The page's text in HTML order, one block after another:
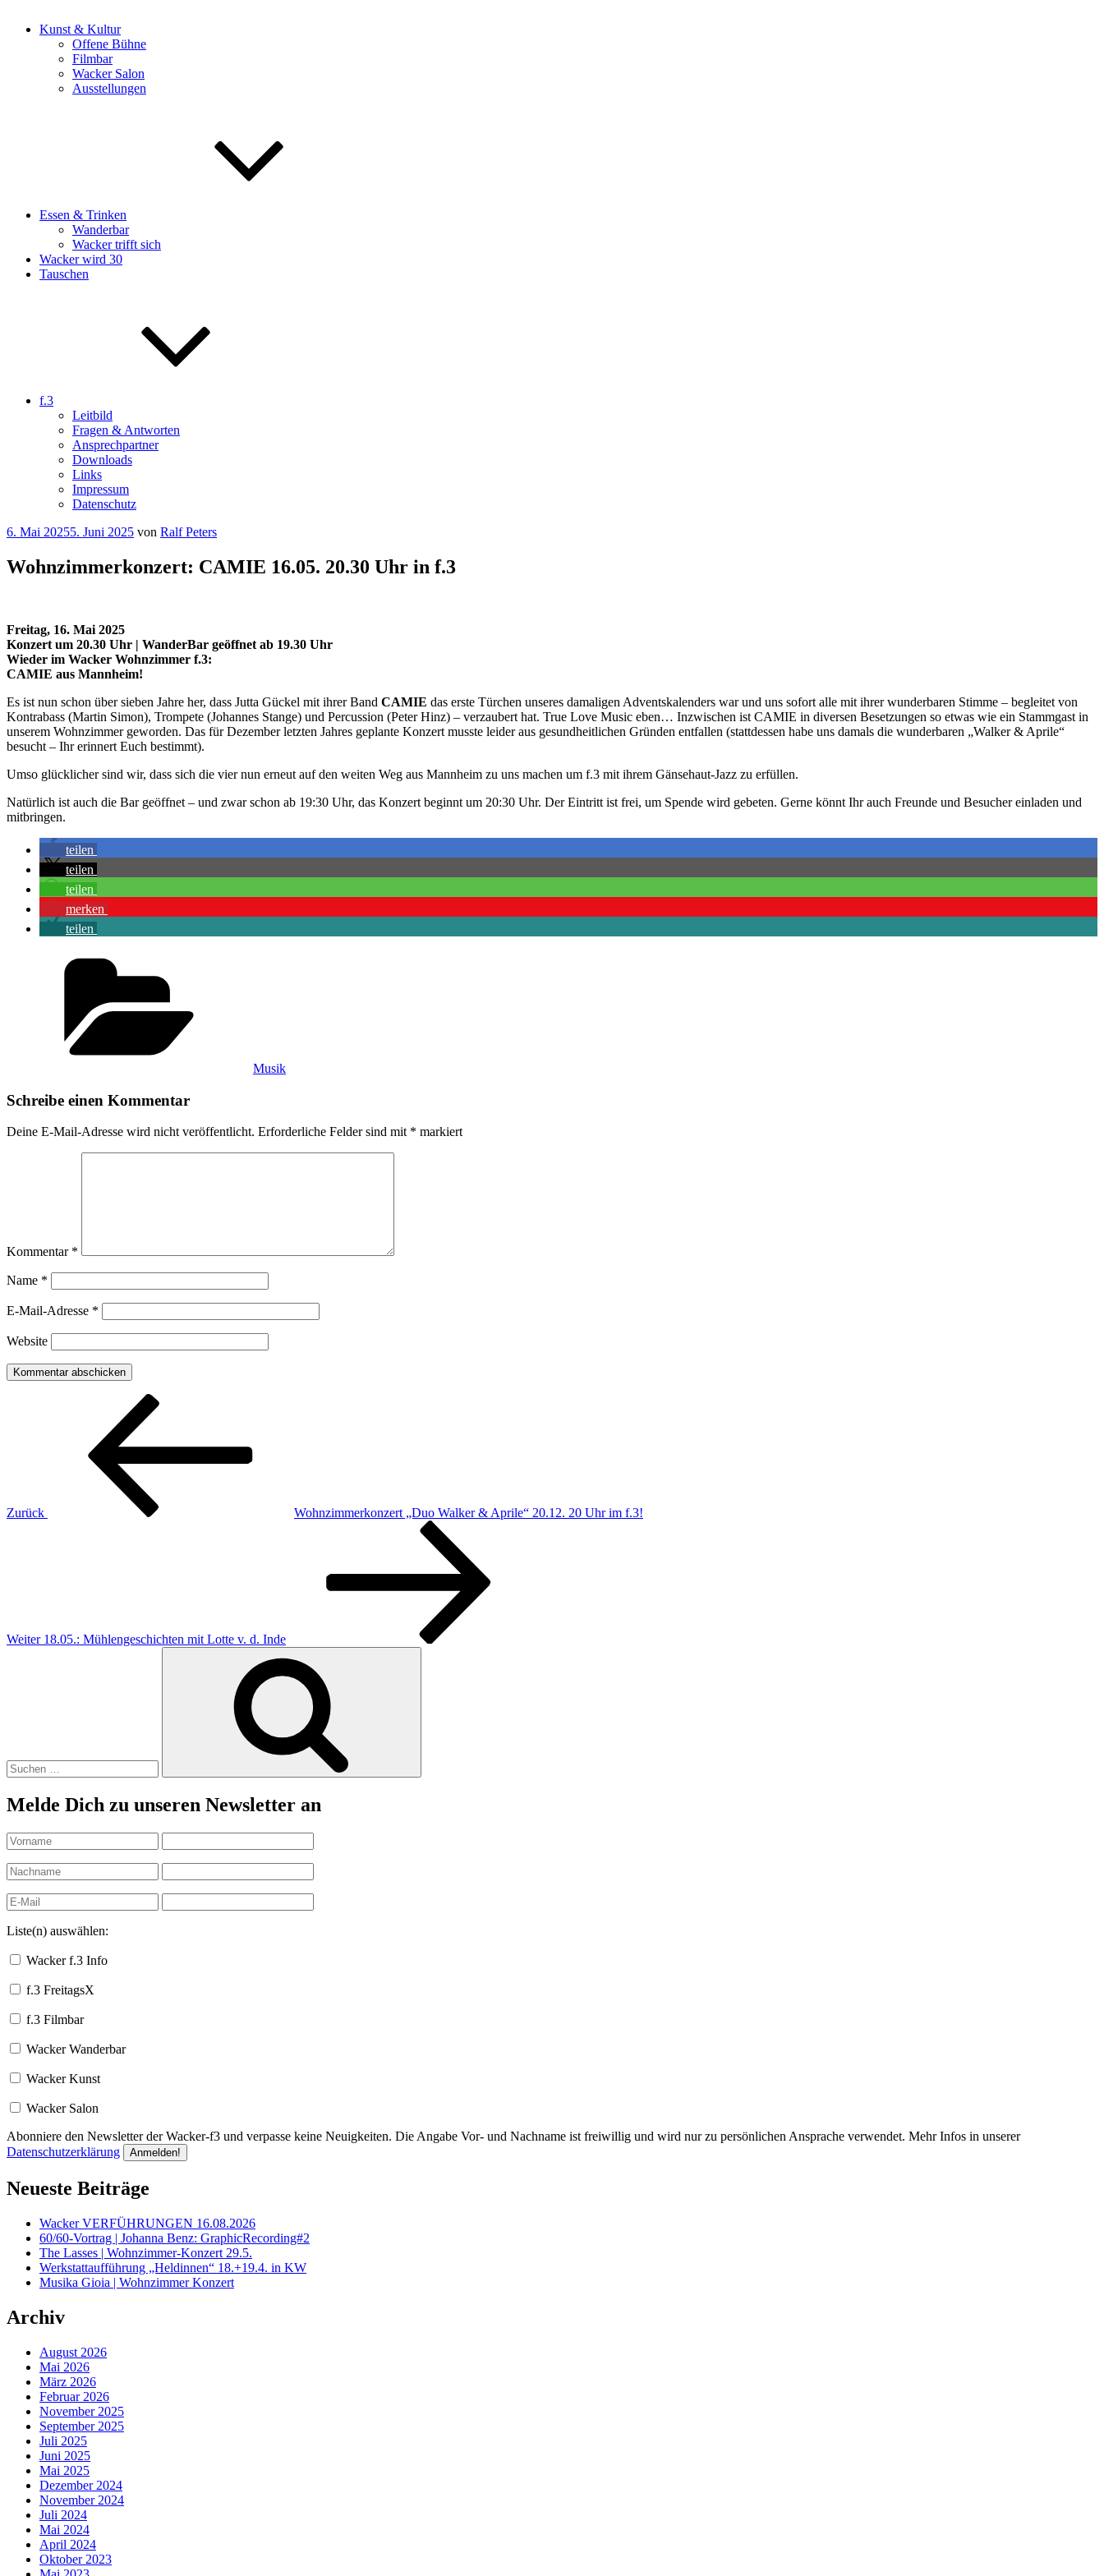
Kunst & Kultur
Offene Bühne
Filmbar
Wacker Salon
Ausstellungen
Essen & Trinken
Wanderbar
Wacker trifft sich
Wacker wird 30
Tauschen
f.3
Leitbild
Fragen & Antworten
Ansprechpartner
Downloads
Links
Impressum
Datenschutz
Veröffentlicht
6. Mai 20255. Juni 2025 von Ralf Peters
Wohnzimmerkonzert: CAMIE 16.05. 20.30 Uhr in f.3
Freitag, 16. Mai 2025
Konzert um 20.30 Uhr | WanderBar geöffnet ab 19.30 Uhr
Wieder im Wacker Wohnzimmer f.3:
CAMIE aus Mannheim!
Es ist nun schon über sieben Jahre her, dass Jutta Gückel mit ihrer Band CAMIE das erste Türchen unseres damaligen Adventskalenders war und uns sofort alle mit ihrer wunderbaren Stimme – begleitet von
Kontrabass (Martin Simon), Trompete (Johannes Stange) und Percussion (Peter Hinz) – verzaubert hat. True Love Music eben… Inzwischen ist CAMIE in diversen Besetzungen so etwas wie ein Stammgast in
unserem Wohnzimmer geworden. Das für Dezember letzten Jahres geplante Konzert musste leider aus gesundheitlichen Gründen entfallen (stattdessen habe uns damals die wunderbaren „Walker & Aprile“
besucht – Ihr erinnert Euch bestimmt).
Umso glücklicher sind wir, dass sich die vier nun erneut auf den weiten Weg aus Mannheim zu uns machen um f.3 mit ihrem Gänsehaut-Jazz zu erfüllen.
Natürlich ist auch die Bar geöffnet – und zwar schon ab 19:30 Uhr, das Konzert beginnt um 20:30 Uhr. Der Eintritt ist frei, um Spende wird gebeten. Gerne könnt Ihr auch Freunde und Besucher einladen und
mitbringen.
teilen
teilen
teilen
merken
teilen
Musik
Schreibe einen Kommentar
Deine E-Mail-Adresse wird nicht veröffentlicht. Erforderliche Felder sind mit * markiert
Kommentar *
Name *
E-Mail-Adresse *
Website
Beitragsnavigation
Zurück
Wohnzimmerkonzert „Duo Walker & Aprile“ 20.12. 20 Uhr im f.3!
Weiter 18.05.: Mühlengeschichten mit Lotte v. d. Inde
Melde Dich zu unseren Newsletter an
Liste(n) auswählen:
Wacker f.3 Info
f.3 FreitagsX
f.3 Filmbar
Wacker Wanderbar
Wacker Kunst
Wacker Salon
Abonniere den Newsletter der Wacker-f3 und verpasse keine Neuigkeiten. Die Angabe Vor- und Nachname ist freiwillig und wird nur zu persönlichen Ansprache verwendet. Mehr Infos in unserer
Datenschutzerklärung
Neueste Beiträge
Wacker VERFÜHRUNGEN 16.08.2026
60/60-Vortrag | Johanna Benz: GraphicRecording#2
The Lasses | Wohnzimmer-Konzert 29.5.
Werkstattaufführung „Heldinnen“ 18.+19.4. in KW
Musika Gioia | Wohnzimmer Konzert
Archiv
August 2026
Mai 2026
März 2026
Februar 2026
November 2025
September 2025
Juli 2025
Juni 2025
Mai 2025
Dezember 2024
November 2024
Juli 2024
Mai 2024
April 2024
Oktober 2023